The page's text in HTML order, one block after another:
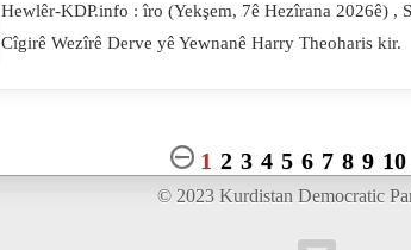
Hewlêr-KDP.info : îro (Yekşem, 7ê Hezîrana 2026ê) ,
Cîgirê Wezîrê Derve yê Yewnanê Harry Theoharis kir.
1 2 3 4 5 6 7 8 9 10
© 2023 Kurdistan Democratic